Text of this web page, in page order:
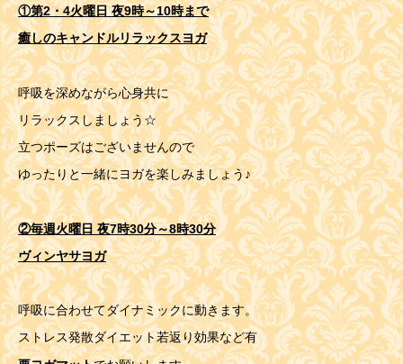
①第2・4火曜日 夜9時～10時まで
癒しのキャンドルリラックスヨガ
呼吸を深めながら心身共に
リラックスしましょう☆
立つポーズはございませんので
ゆったりと一緒にヨガを楽しみましょう♪
②毎週火曜日 夜7時30分～8時30分
ヴィンヤサヨガ
呼吸に合わせてダイナミックに動きます。
ストレス発散ダイエット若返り効果など有